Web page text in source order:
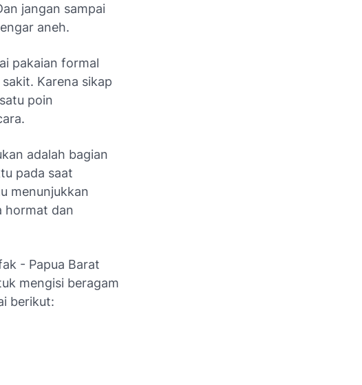
jangan sampai
aneh.
pakaian formal
Karena sikap
poin
adalah bagian
pada saat
menunjukkan
hormat dan
- Papua Barat
mengisi beragam
berikut: